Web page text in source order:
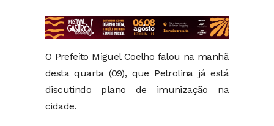
O Prefeito Miguel Coelho falou na manhã
desta quarta (09), que Petrolina já está
discutindo plano de imunização na
cidade.